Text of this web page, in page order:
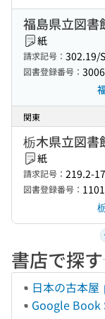
福島県立図書
紙
請求記号： 302.19/
図書登録番号：
関東
栃木県立図書
紙
請求記号： 219.2-17
図書登録番号：
書店で探す
日本の古本屋
Google Book